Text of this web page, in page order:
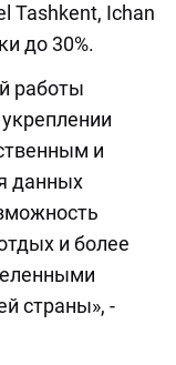
Tashkent, Ichan
до 30%.
работы
и
данных
и более
страны», -